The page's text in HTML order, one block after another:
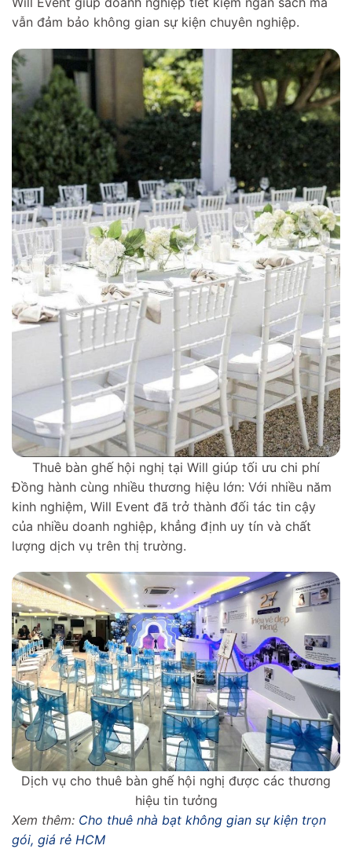
vẫn đảm bảo không gian sự kiện chuyên nghiệp.
Thuê bàn ghế hội nghị tại Will giúp tối ưu chi phí
Đồng hành cùng nhiều thương hiệu lớn: Với nhiều năm
kinh nghiệm, Will Event đã trở thành đối tác tin cậy
của nhiều doanh nghiệp, khẳng định uy tín và chất
lượng dịch vụ trên thị trường.
Dịch vụ cho thuê bàn ghế hội nghị được các thương
hiệu tin tưởng
Xem thêm: Cho thuê nhà bạt không gian sự kiện trọn
gói, giá rẻ HCM